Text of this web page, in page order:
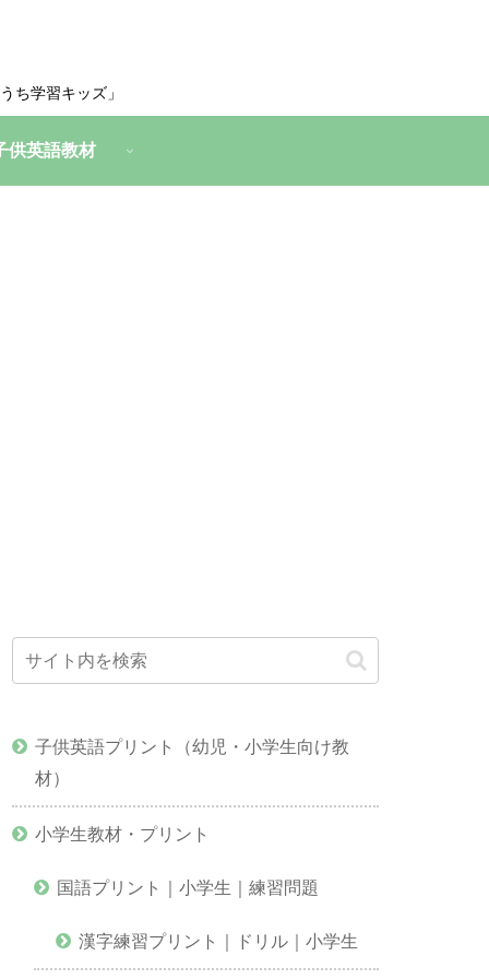
ち学習キッズ」
供英語教材
子供英語プリント（幼児・小学生向け教
材）
小学生教材・プリント
国語プリント｜小学生｜練習問題
漢字練習プリント｜ドリル｜小学生